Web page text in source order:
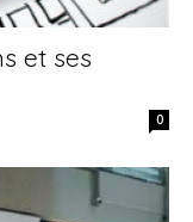
et ses
0